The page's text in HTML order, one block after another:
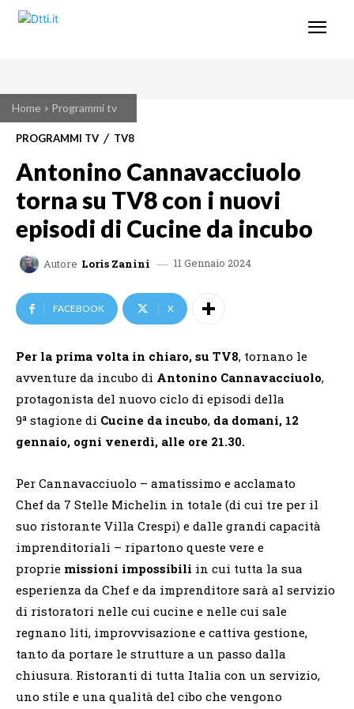
Home Programmi tv
PROGRAMMI TV TV8
Antonino Cannavacciuolo
torna su TV8 con i nuovi
episodi di Cucine da incubo
Autore Loris Zanini 11 Gennaio 2024
FACEBOOK X
Per la prima volta in chiaro, su TV8, tornano le
avventure da incubo di Antonino Cannavacciuolo,
protagonista del nuovo ciclo di episodi della
9ª stagione di Cucine da incubo, da domani, 12
gennaio, ogni venerdì, alle ore 21.30.
Per Cannavacciuolo – amatissimo e acclamato
Chef da 7 Stelle Michelin in totale (di cui tre per il
suo ristorante Villa Crespi) e dalle grandi capacità
imprenditoriali – ripartono queste vere e
proprie missioni impossibili in cui tutta la sua
esperienza da Chef e da imprenditore sarà al servizio
di ristoratori nelle cui cucine e nelle cui sale
regnano liti, improvvisazione e cattiva gestione,
tanto da portare le strutture a un passo dalla
chiusura. Ristoranti di tutta Italia con un servizio,
uno stile e una qualità del cibo che vengono